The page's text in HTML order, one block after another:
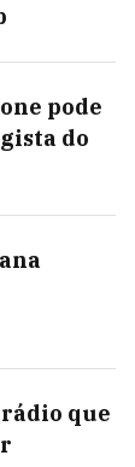
pode
do
que